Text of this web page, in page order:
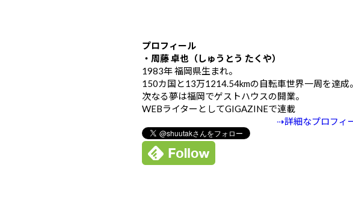
プロフィール
・周藤 卓也（しゅうとう たくや）
1983年 福岡県生まれ。
150カ国と13万1214.54kmの自転車世界一周を達成。
次なる夢は福岡でゲストハウスの開業。
WEBライターとしてGIGAZINEで連載
⇢詳細なプロフィ